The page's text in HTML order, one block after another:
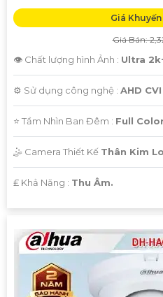
Giá
Giá Bán:
👁 Chất lượng hình Ảnh : Ultra
⚙ Sử dụng công nghệ : AHD
⭐ Tầm Nhìn Ban Đêm : Full
🤹 Camera Thiết Kế Thân Kim
️₤ Khả Năng : Thu Âm.